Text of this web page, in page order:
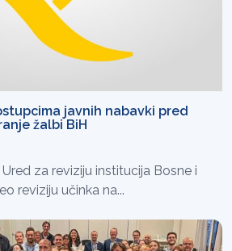
javnih nabavki pred
žalbi BiH
za reviziju institucija Bosne i
reviziju učinka na...